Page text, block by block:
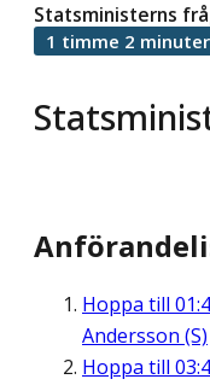
Statsministerns
1 timme 2
Hoppa till
Andersson (S)
Hoppa till